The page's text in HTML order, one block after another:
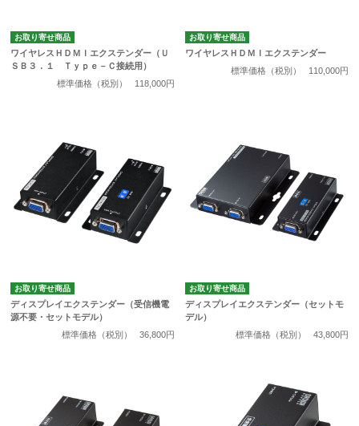
お取り寄せ商品
ワイヤレスＨＤＭＩエクステンダー（Ｕ
ＳＢ３．１ Ｔｙｐｅ－Ｃ接続用）
標準価格（税別）
118,000円
お取り寄せ商品
ワイヤレスＨＤＭＩエクステンダー
標準価格（税別）
110,000円
お取り寄せ商品
ディスプレイエクステンダー（受信機電
源不要・セットモデル）
標準価格（税別）
36,800円
お取り寄せ商品
ディスプレイエクステンダー（セットモ
デル）
標準価格（税別）
43,800円